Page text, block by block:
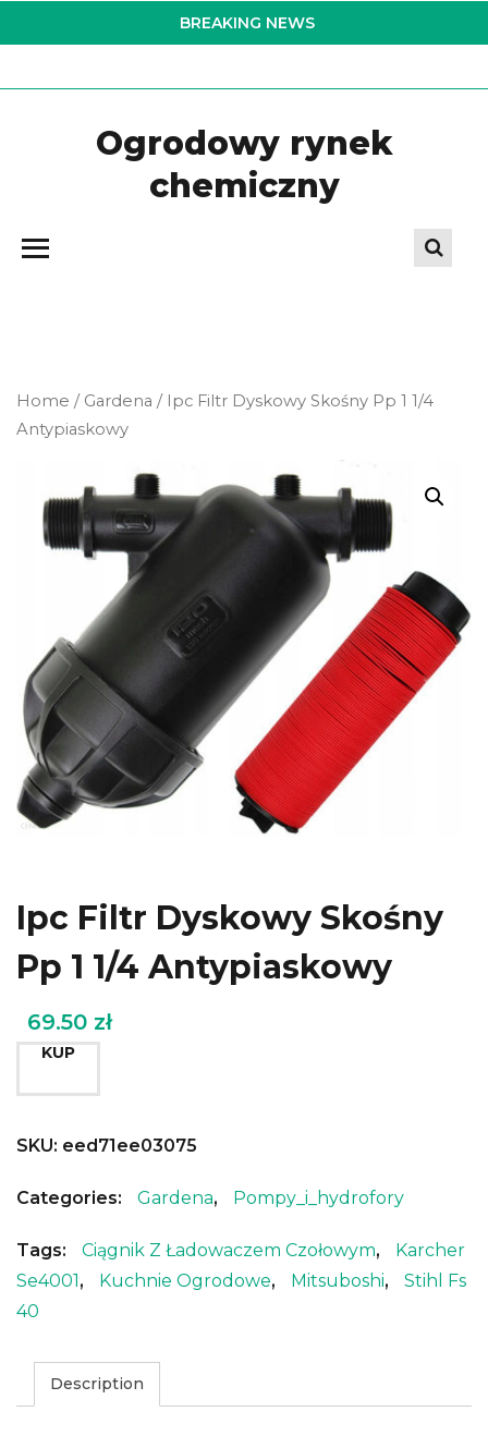
to
BREAKING NEWS
Ogrodowy rynek
chemiczny
Home / Gardena / Ipc Filtr Dyskowy Skośny Pp 1 1/4
Antypiaskowy
Ipc Filtr Dyskowy Skośny
Pp 1 1/4 Antypiaskowy
69.50 zł
KUP
SKU: eed71ee03075
Categories: Gardena, Pompy_i_hydrofory
Tags: Ciągnik Z Ładowaczem Czołowym,
Karcher
Se4001, Kuchnie Ogrodowe, Mitsuboshi,
Stihl Fs
40
Description